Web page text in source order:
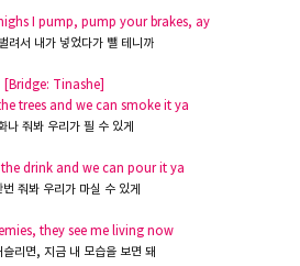
I pump, pump your brakes, ay
벌려서 내가 넣었다가 뺄 테니까
[Bridge: Tinashe]
trees and we can smoke it ya
나 줘봐 우리가 필 수 있게
drink and we can pour it ya
번 줘봐 우리가 마실 수 있게
they see me living now
슬리면, 지금 내 모습을 보면 돼